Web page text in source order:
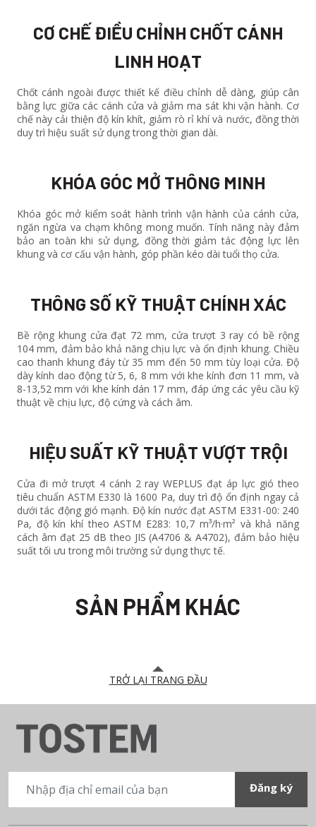
CƠ CHẾ ĐIỀU CHỈNH CHỐT CÁNH
LINH HOẠT
Chốt cánh ngoài được thiết kế điều chỉnh dễ dàng, giúp cân
bằng lực giữa các cánh cửa và giảm ma sát khi vận hành. Cơ
chế này cải thiện độ kín khít, giảm rò rỉ khí và nước, đồng thời
duy trì hiệu suất sử dụng trong thời gian dài.
KHÓA GÓC MỞ THÔNG MINH
Khóa góc mở kiểm soát hành trình vận hành của cánh cửa,
ngăn ngừa va chạm không mong muốn. Tính năng này đảm
bảo an toàn khi sử dụng, đồng thời giảm tác động lực lên
khung và cơ cấu vận hành, góp phần kéo dài tuổi thọ cửa.
THÔNG SỐ KỸ THUẬT CHÍNH XÁC
Bề rộng khung cửa đạt 72 mm, cửa trượt 3 ray có bề rộng
104 mm, đảm bảo khả năng chịu lực và ổn định khung. Chiều
cao thanh khung đáy từ 35 mm đến 50 mm tùy loại cửa. Độ
dày kính dao động từ 5, 6, 8 mm với khe kính đơn 11 mm, và
8-13,52 mm với khe kính dán 17 mm, đáp ứng các yêu cầu kỹ
thuật về chịu lực, độ cứng và cách âm.
HIỆU SUẤT KỸ THUẬT VƯỢT TRỘI
Cửa đi mở trượt 4 cánh 2 ray WEPLUS đạt áp lực gió theo
tiêu chuẩn ASTM E330 là 1600 Pa, duy trì độ ổn định ngay cả
dưới tác động gió mạnh. Độ kín nước đạt ASTM E331-00: 240
Pa, độ kín khí theo ASTM E283: 10,7 m³/h·m² và khả năng
cách âm đạt 25 dB theo JIS (A4706 & A4702), đảm bảo hiệu
suất tối ưu trong môi trường sử dụng thực tế.
SẢN PHẨM KHÁC
TRỞ LẠI TRANG ĐẦU